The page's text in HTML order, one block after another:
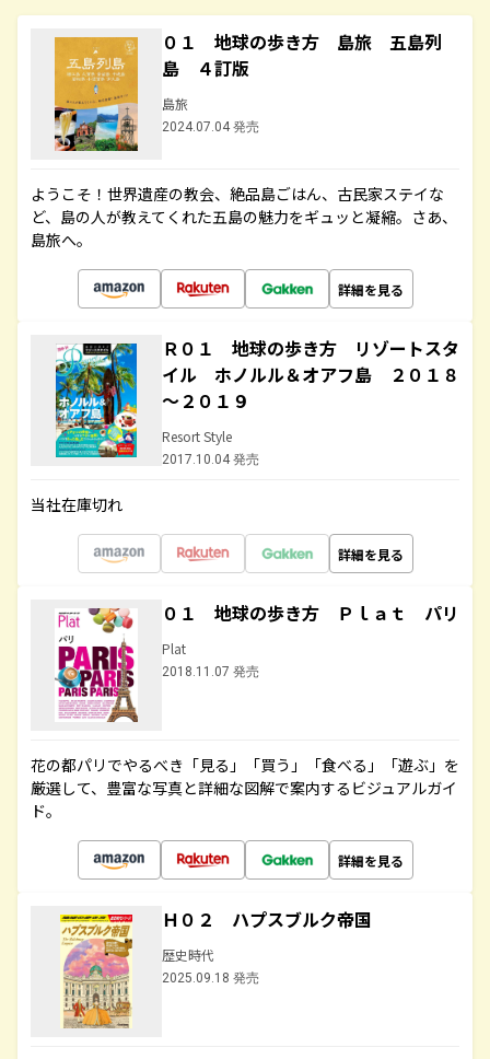
０１ 地球の歩き方 島旅 五島列
島 ４訂版
島旅
2024.07.04 発売
ようこそ！世界遺産の教会、絶品島ごはん、古民家ステイな
ど、島の人が教えてくれた五島の魅力をギュッと凝縮。さあ、
島旅へ。
詳細を見る
Ｒ０１ 地球の歩き方 リゾートスタ
イル ホノルル＆オアフ島 ２０１８
～２０１９
Resort Style
2017.10.04 発売
当社在庫切れ
詳細を見る
０１ 地球の歩き方 Ｐｌａｔ パリ
Plat
2018.11.07 発売
花の都パリでやるべき「見る」「買う」「食べる」「遊ぶ」を
厳選して、豊富な写真と詳細な図解で案内するビジュアルガイ
ド。
詳細を見る
Ｈ０２ ハプスブルク帝国
歴史時代
2025.09.18 発売